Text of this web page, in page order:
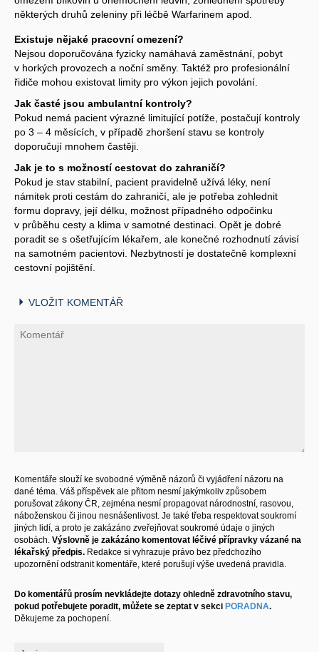
některých druhů zeleniny při léčbě Warfarinem apod.
Existuje nějaké pracovní omezení?
Nejsou doporučována fyzicky namáhavá zaměstnání, pobyt
v horkých provozech a noční směny. Taktéž pro profesionální
řidiče mohou existovat limity pro výkon jejich povolání.
Jak časté jsou ambulantní kontroly?
Pokud nemá pacient výrazné limitující potíže, postačují kontroly
po 3 – 4 měsících, v případě zhoršení stavu se kontroly
doporučují mnohem častěji.
Jak je to s možností cestovat do zahraničí?
Pokud je stav stabilní, pacient pravidelně užívá léky, není
námitek proti cestám do zahraničí, ale je potřeba zohlednit
formu dopravy, její délku, možnost případného odpočinku
v průběhu cesty a klima v samotné destinaci. Opět je dobré
poradit se s ošetřujícím lékařem, ale konečné rozhodnutí závisí
na samotném pacientovi. Nezbytností je dostatečně komplexní
cestovní pojištění.
VLOŽIT KOMENTÁŘ
Komentáře slouží ke svobodné výměně názorů či vyjádření názoru na
dané téma. Váš příspěvek ale přitom nesmí jakýmkoliv způsobem
porušovat zákony ČR, zejména nesmí propagovat národnostní, rasovou,
náboženskou či jinou nesnášenlivost. Je také třeba respektovat soukromí
jiných lidí, a proto je zakázáno zveřejňovat soukromé údaje o jiných
osobách. Výslovně je zakázáno komentovat léčivé přípravky vázané na
lékařský předpis. Redakce si vyhrazuje právo bez předchozího
upozornění odstranit komentáře, které porušují výše uvedená pravidla.
Do komentářů prosím nevkládejte dotazy ohledně zdravotního stavu,
pokud potřebujete poradit, můžete se zeptat v sekci PORADNA.
Děkujeme za pochopení.